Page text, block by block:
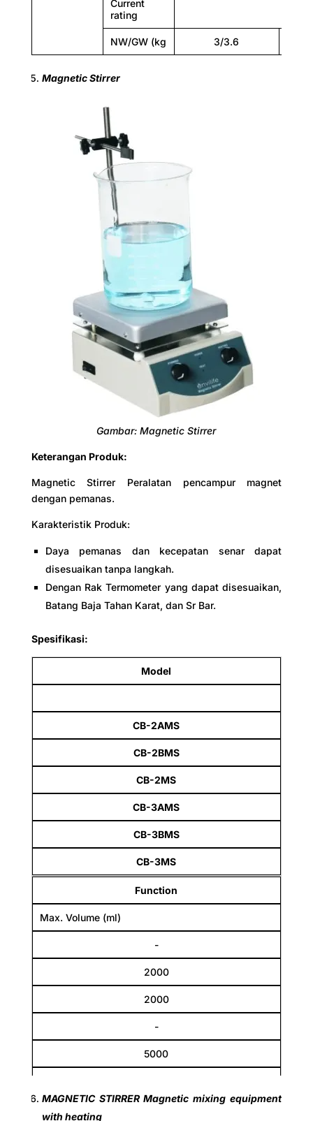
Current
rating
NW/GW (kg 3/3.6
Magnetic Stirrer
Gambar: Magnetic Stirrer
Keterangan Produk:
Magnetic Stirrer Peralatan pencampur magnet
dengan pemanas.
Karakteristik Produk:
Daya pemanas dan kecepatan senar dapat
disesuaikan tanpa langkah.
Dengan Rak Termometer yang dapat disesuaikan,
Batang Baja Tahan Karat, dan Sr Bar.
Spesifikasi:
Model
CB-2AMS
CB-2BMS
CB-2MS
CB-3AMS
CB-3BMS
CB-3MS
Function
Max. Volume (ml)
-
2000
2000
-
5000
MAGNETIC STIRRER Magnetic mixing equipment
with heating